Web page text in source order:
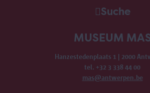
Suche
MUSEUM
Hanzestedenplaats 1 | 2000
tel. +32 3 338 44 00
mas@antwerpen.be